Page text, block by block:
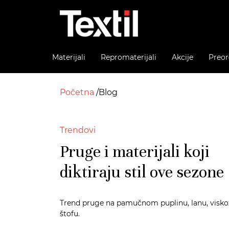
Materijali Repromaterijali Akcije
Početna Blog
Trendovi
Pruge i materijali koji
diktiraju stil ove sezone
Trend pruge na pamučnom puplinu, lanu,
štofu.